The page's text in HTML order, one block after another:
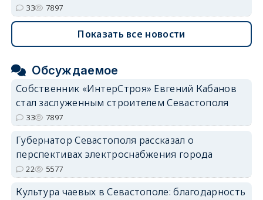
33 7897
Показать все новости
Обсуждаемое
Собственник «ИнтерСтроя» Евгений Кабанов
стал заслуженным строителем Севастополя
33 7897
Губернатор Севастополя рассказал о
перспективах электроснабжения города
22 5577
Культура чаевых в Севастополе: благодарность